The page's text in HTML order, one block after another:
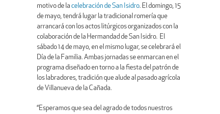
motivo de la celebración de San Isidro. El domingo, 15
de mayo, tendrá lugar la tradicional romería que
arrancará con los actos litúrgicos organizados con la
colaboración de la Hermandad de San Isidro. El
sábado 14 de mayo, en el mismo lugar, se celebrará el
Día de la Familia. Ambas jornadas se enmarcan en el
programa diseñado en torno a la fiesta del patrón de
los labradores, tradición que alude al pasado agrícola
de Villanueva de la Cañada.
“Esperamos que sea del agrado de todos nuestros